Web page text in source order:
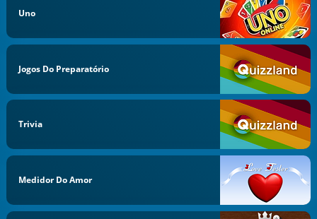
Uno
Jogos Do Preparatório
Trivia
Medidor Do Amor